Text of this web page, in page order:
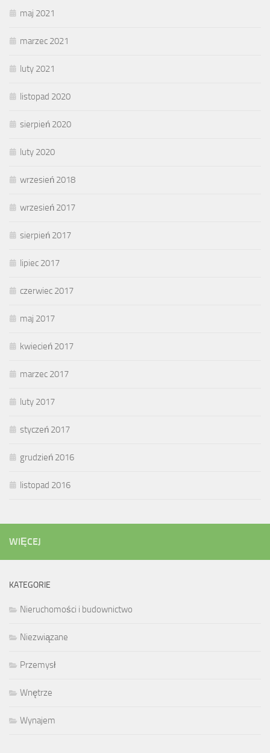
maj 2021
marzec 2021
luty 2021
listopad 2020
sierpień 2020
luty 2020
wrzesień 2018
wrzesień 2017
sierpień 2017
lipiec 2017
czerwiec 2017
maj 2017
kwiecień 2017
marzec 2017
luty 2017
styczeń 2017
grudzień 2016
listopad 2016
WIĘCEJ
KATEGORIE
Nieruchomości i budownictwo
Niezwiązane
Przemysł
Wnętrze
Wynajem